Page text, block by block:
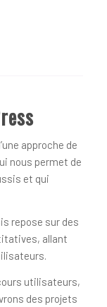
approche de
nous permet de
et qui
repose sur des
allant
utilisateurs,
des projets